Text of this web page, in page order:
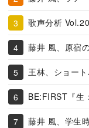
歌声分析
藤井 風、原宿
王林、ショー
BE:FIRST『生
藤井 風、学生